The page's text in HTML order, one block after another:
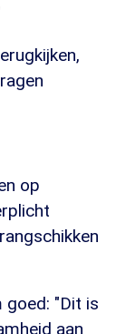
op
goed: "Dit is
aan